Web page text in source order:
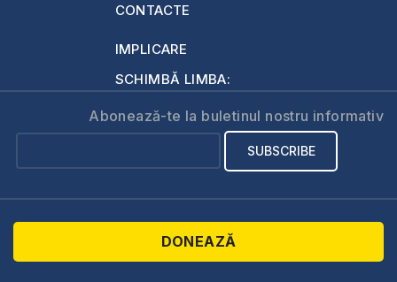
CONTACTE
IMPLICARE
SCHIMBĂ LIMBA:
Abonează-te la buletinul nostru informativ
DONEAZĂ